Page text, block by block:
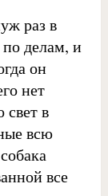
раз в
делам, и
он
нет
свет в
всю
все